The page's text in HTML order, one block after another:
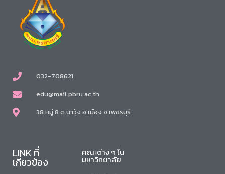
032-708621
edu@mail.pbru.ac.th
38 หมู่ 8 ต.นาวุ้ง อ.เมือง จ.เพชรบุรี
LINK ที่
เกี่ยวข้อง
คณะต่าง ๆ ใน
มหาวิทยาลัย